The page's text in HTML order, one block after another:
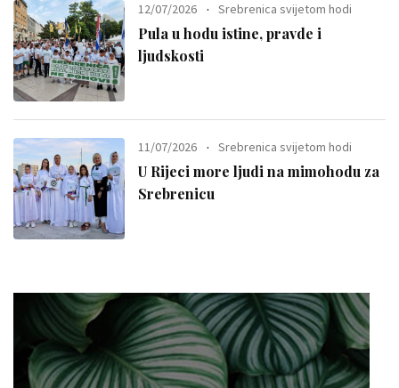
12/07/2026 Srebrenica svijetom hodi
Pula u hodu istine, pravde i
ljudskosti
11/07/2026 Srebrenica svijetom hodi
U Rijeci more ljudi na mimohodu za
Srebrenicu